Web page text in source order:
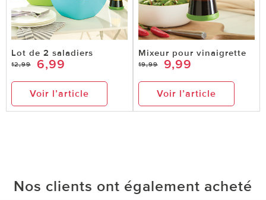
Lot de 2 saladiers
12,99 6,99
Voir l’article
Mixeur pour vinaigrette
19,99 9,99
Voir l’article
Nos clients ont également acheté